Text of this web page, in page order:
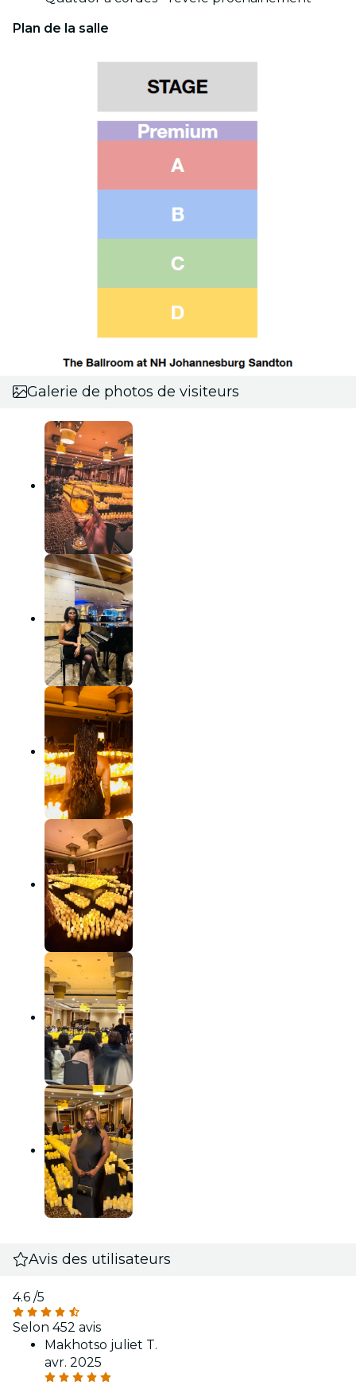
Plan de la salle
Galerie de photos de visiteurs
Avis des utilisateurs
4.6 /5
Selon 452 avis
Makhotso juliet T.
avr. 2025